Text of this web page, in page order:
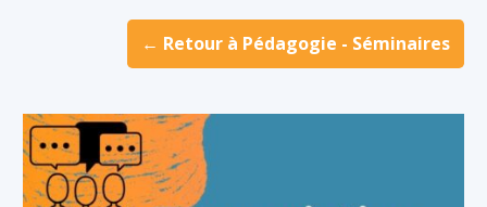
← Retour à Pédagogie - Séminaires